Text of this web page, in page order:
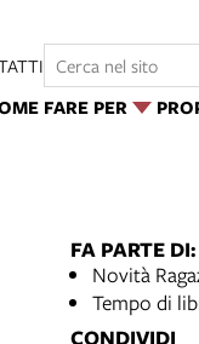
FARE PER
FA PARTE DI:
Novità
Tempo di
CONDIVIDI